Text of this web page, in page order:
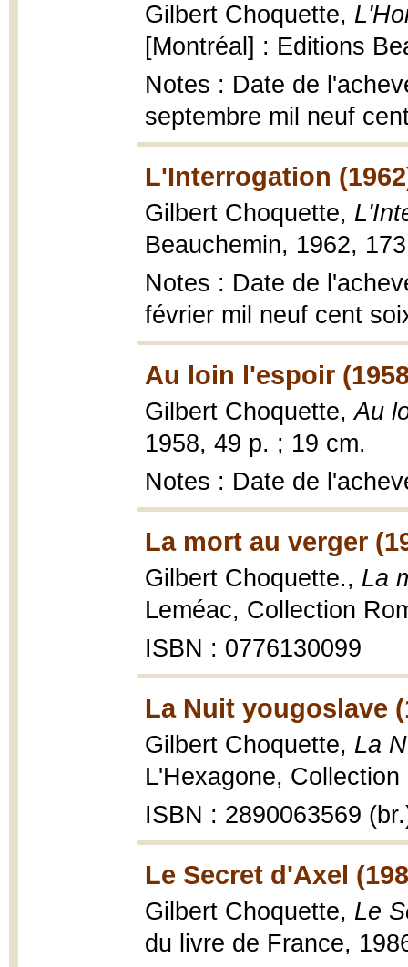
Gilbert Choquette,
[Montréal] : Editions
Notes : Date de
septembre mil neuf
L'Interrogation
Gilbert Choquette,
Beauchemin, 1962,
Notes : Date de
février mil neuf cent
Au loin l'espoir
Gilbert Choquette,Au
1958, 49 p. ; 19 cm.
Notes : Date de
La mort au verger
Gilbert Choquette., La
Leméac, Collection
ISBN : 0776130099
La Nuit yougoslave
Gilbert Choquette, La
L'Hexagone,
ISBN : 2890063569
Le Secret d'Axel
Gilbert Choquette, Le
du livre de France,